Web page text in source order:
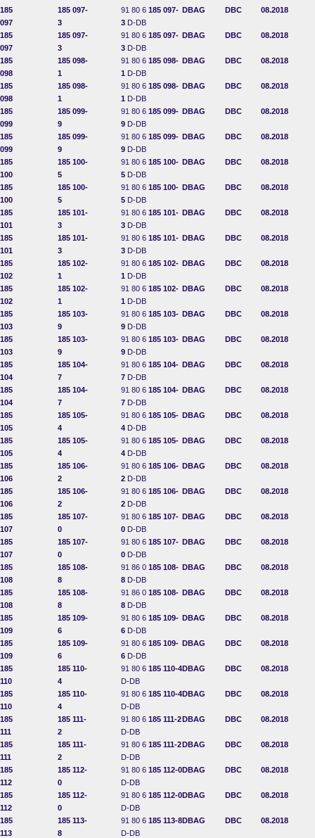
185
097
185 097-
3
91 80 6 185 097-
3 D-DB
DBAG DBC 08.2018
185
097
185 097-
3
91 80 6 185 097-
3 D-DB
DBAG DBC 08.2018
185
098
185 098-
1
91 80 6 185 098-
1 D-DB
DBAG DBC 08.2018
185
098
185 098-
1
91 80 6 185 098-
1 D-DB
DBAG DBC 08.2018
185
099
185 099-
9
91 80 6 185 099-
9 D-DB
DBAG DBC 08.2018
185
099
185 099-
9
91 80 6 185 099-
9 D-DB
DBAG DBC 08.2018
185
100
185 100-
5
91 80 6 185 100-
5 D-DB
DBAG DBC 08.2018
185
100
185 100-
5
91 80 6 185 100-
5 D-DB
DBAG DBC 08.2018
185
101
185 101-
3
91 80 6 185 101-
3 D-DB
DBAG DBC 08.2018
185
101
185 101-
3
91 80 6 185 101-
3 D-DB
DBAG DBC 08.2018
185
102
185 102-
1
91 80 6 185 102-
1 D-DB
DBAG DBC 08.2018
185
102
185 102-
1
91 80 6 185 102-
1 D-DB
DBAG DBC 08.2018
185
103
185 103-
9
91 80 6 185 103-
9 D-DB
DBAG DBC 08.2018
185
103
185 103-
9
91 80 6 185 103-
9 D-DB
DBAG DBC 08.2018
185
104
185 104-
7
91 80 6 185 104-
7 D-DB
DBAG DBC 08.2018
185
104
185 104-
7
91 80 6 185 104-
7 D-DB
DBAG DBC 08.2018
185
105
185 105-
4
91 80 6 185 105-
4 D-DB
DBAG DBC 08.2018
185
105
185 105-
4
91 80 6 185 105-
4 D-DB
DBAG DBC 08.2018
185
106
185 106-
2
91 80 6 185 106-
2 D-DB
DBAG DBC 08.2018
185
106
185 106-
2
91 80 6 185 106-
2 D-DB
DBAG DBC 08.2018
185
107
185 107-
0
91 80 6 185 107-
0 D-DB
DBAG DBC 08.2018
185
107
185 107-
0
91 80 6 185 107-
0 D-DB
DBAG DBC 08.2018
185
108
185 108-
8
91 86 0 185 108-
8 D-DB
DBAG DBC 08.2018
185
108
185 108-
8
91 86 0 185 108-
8 D-DB
DBAG DBC 08.2018
185
109
185 109-
6
91 80 6 185 109-
6 D-DB
DBAG DBC 08.2018
185
109
185 109-
6
91 80 6 185 109-
6 D-DB
DBAG DBC 08.2018
185
110
185 110-
4
91 80 6 185 110-4
D-DB
DBAG DBC 08.2018
185
110
185 110-
4
91 80 6 185 110-4
D-DB
DBAG DBC 08.2018
185
111
185 111-
2
91 80 6 185 111-2
D-DB
DBAG DBC 08.2018
185
111
185 111-
2
91 80 6 185 111-2
D-DB
DBAG DBC 08.2018
185
112
185 112-
0
91 80 6 185 112-0
D-DB
DBAG DBC 08.2018
185
112
185 112-
0
91 80 6 185 112-0
D-DB
DBAG DBC 08.2018
185
113
185 113-
8
91 80 6 185 113-8
D-DB
DBAG DBC 08.2018